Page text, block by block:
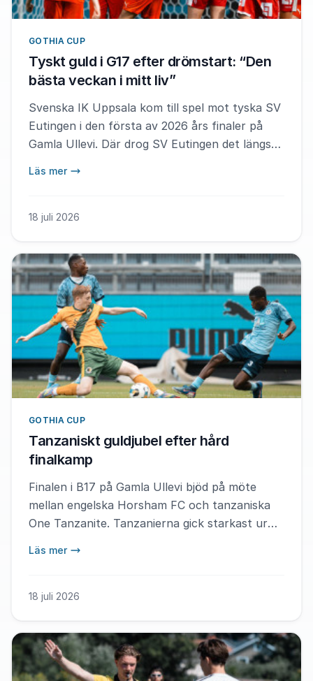
GOTHIA CUP
Tyskt guld i G17 efter drömstart: “Den
bästa veckan i mitt liv”
Svenska IK Uppsala kom till spel mot tyska SV
Eutingen i den första av 2026 års finaler på
Gamla Ullevi. Där drog SV Eutingen det längsta
Läs mer
18 juli 2026
GOTHIA CUP
Tanzaniskt guldjubel efter hård
finalkamp
Finalen i B17 på Gamla Ullevi bjöd på möte
mellan engelska Horsham FC och tanzaniska
One Tanzanite. Tanzanierna gick starkast ur
Läs mer
18 juli 2026